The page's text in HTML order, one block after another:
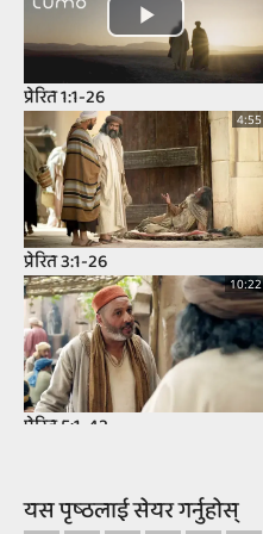
प्रेरित 1:1-26
4:55
प्रेरित 3:1-26
10:22
प्रेरित 5:1-42
यस पृष्‍ठलाई सेयर गर्नुहोस्‌